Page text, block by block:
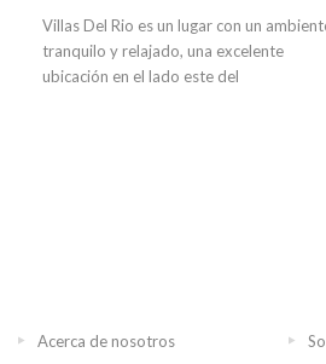
Villas Del Rio es un lugar con un
tranquilo y relajado, una excelente
ubicación en el lado este del
Acerca de nosotros